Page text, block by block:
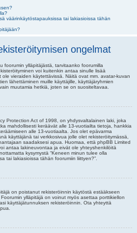
väärinkäytöstapauksissa tai lakiasioissa tähän
ongelmat
foorumin ylläpitäjästä, tarvitaanko foorumilla
voi kuitenkin antaa sinulle lisää
vieraiden käytettävissä. Näitä ovat mm. avatar-kuvan
lähettäminen muille käyttäjille, käyttäjäryhmien
muutamia hetkiä, joten se on suositeltavaa.
Protection Act of 1998, on yhdysvaltalainen laki, joka
mahdollisesti keräävät alle 13-vuotiailta tietoja, hankkia
alle 13-vuotiaalta. Jos olet epävarma
käyttäjänä tai verkkosivua jolle olet rekisteröitymässä,
saadaksesi apua. Huomaa, että phpBB Limited
antaa lakineuvontaa ja eivät ole yhteyshenkilöitä
kysymystä “Keneen minun tulee olla
tai lakiasioissa tähän foorumiin liittyen?”.
on poistanut rekisteröinnin käytöstä estääkseen
ylläpitäjä on voinut myös asettaa porttikiellon
käyttäjätunnuksen rekisteröinnin. Ota yhteyttä